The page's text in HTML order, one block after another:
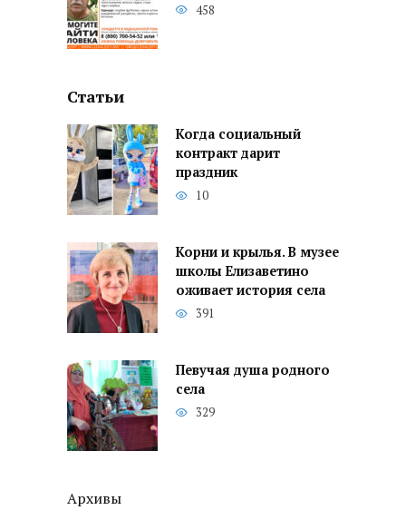
458
Статьи
Когда социальный
контракт дарит
праздник
10
Корни и крылья. В музее
школы Елизаветино
оживает история села
391
Певучая душа родного
села
329
Архивы